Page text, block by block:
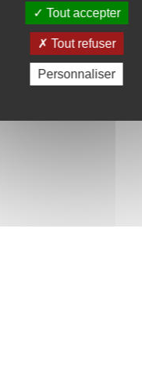
Tout accepter
Tout refuser
Personnaliser